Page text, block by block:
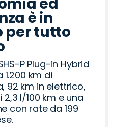
è in
per tutto
P Plug-in Hybrid
km di
92 km in elettrico,
l/100 km e una
con rate da 199